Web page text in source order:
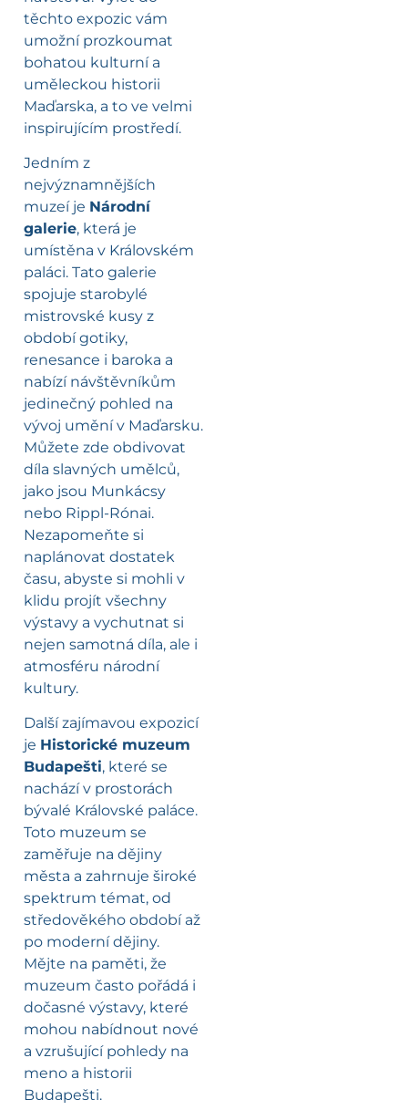
těchto expozic vám
umožní prozkoumat
bohatou kulturní a
uměleckou historii
Maďarska, a to ve velmi
inspirujícím prostředí.
Jedním z
nejvýznamnějších
muzeí je Národní
galerie, která je
umístěna v Královském
paláci. Tato galerie
spojuje starobylé
mistrovské kusy z
období gotiky,
renesance i baroka a
nabízí návštěvníkům
jedinečný pohled na
vývoj umění v Maďarsku.
Můžete zde obdivovat
díla slavných umělců,
jako jsou Munkácsy
nebo Rippl-Rónai.
Nezapomeňte si
naplánovat dostatek
času, abyste si mohli v
klidu projít všechny
výstavy a vychutnat si
nejen samotná díla, ale i
atmosféru národní
kultury.
Další zajímavou expozicí
je Historické muzeum
Budapešti, které se
nachází v prostorách
bývalé Královské paláce.
Toto muzeum se
zaměřuje na dějiny
města a zahrnuje široké
spektrum témat, od
středověkého období až
po moderní dějiny.
Mějte na paměti, že
muzeum často pořádá i
dočasné výstavy, které
mohou nabídnout nové
a vzrušující pohledy na
meno a historii
Budapešti.